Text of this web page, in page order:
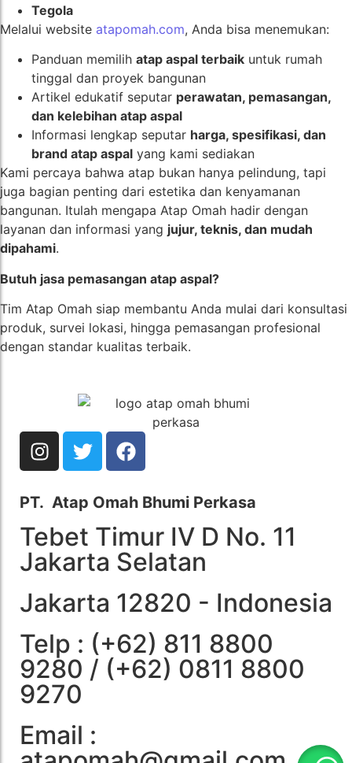
Tegola
Melalui website atapomah.com, Anda bisa menemukan:
Panduan memilih atap aspal terbaik untuk rumah
tinggal dan proyek bangunan
Artikel edukatif seputar perawatan, pemasangan,
dan kelebihan atap aspal
Informasi lengkap seputar harga, spesifikasi, dan
brand atap aspal yang kami sediakan
Kami percaya bahwa atap bukan hanya pelindung, tapi
juga bagian penting dari estetika dan kenyamanan
bangunan. Itulah mengapa Atap Omah hadir dengan
layanan dan informasi yang jujur, teknis, dan mudah
dipahami.
Butuh jasa pemasangan atap aspal?
Tim Atap Omah siap membantu Anda mulai dari konsultasi
produk, survei lokasi, hingga pemasangan profesional
dengan standar kualitas terbaik.
PT. Atap Omah Bhumi Perkasa
Tebet Timur IV D No. 11
Jakarta Selatan
Jakarta 12820 - Indonesia
Telp : (+62) 811 8800
9280 / (+62) 0811 8800
9270
Email :